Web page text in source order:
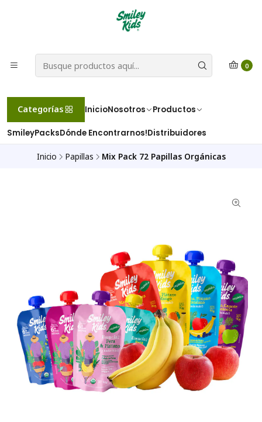
0
Categorías InicioNosotros Productos
SmileyPacksDónde Encontrarnos!Distribuidores
Inicio Papillas Mix Pack 72 Papillas Orgánicas